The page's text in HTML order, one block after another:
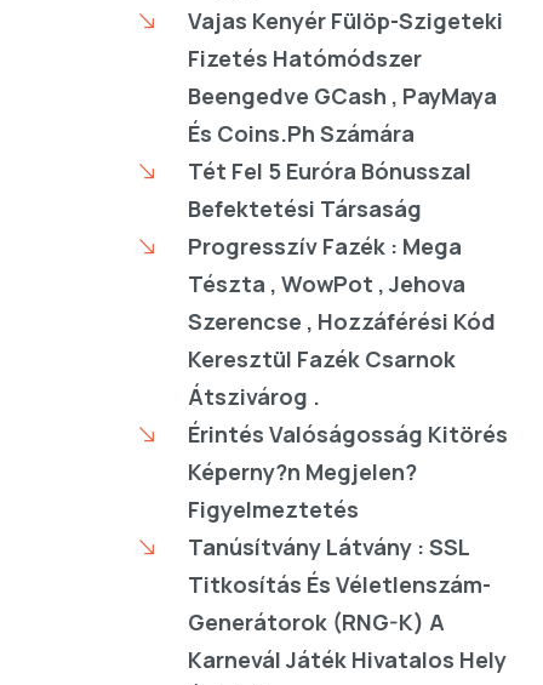
Vajas Kenyér Fülöp-Szigeteki
Fizetés Hatómódszer
Beengedve GCash , PayMaya
És Coins.Ph Számára
Tét Fel 5 Euróra Bónusszal
Befektetési Társaság
Progresszív Fazék : Mega
Tészta , WowPot , Jehova
Szerencse , Hozzáférési Kód
Keresztül Fazék Csarnok
Átszivárog .
Érintés Valóságosság Kitörés
Képerny?n Megjelen?
Figyelmeztetés
Tanúsítvány Látvány : SSL
Titkosítás És Véletlenszám-
Generátorok (RNG-K) A
Karnevál Játék Hivatalos Hely